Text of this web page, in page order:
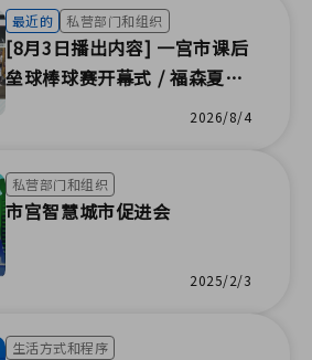
最近的 私营部门和组织
[8月3日播出内容] 一宫市课后
垒球棒球赛开幕式 / 福森夏季
祭 / 地方节庆志愿者 / 毗新水
/ 家长与儿童防灾课 / 百万人
古典生活 / 传染病患者运输培
训（ICC株式会社）
2026/8/4
私营部门和组织
市宫智慧城市促进会
2025/2/3
生活方式和程序